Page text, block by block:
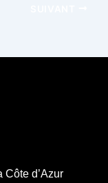
Côte d’Azur